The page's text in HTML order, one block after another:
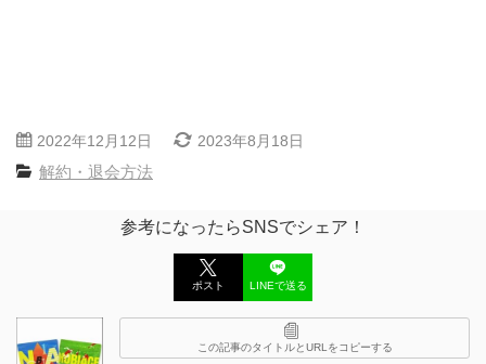
2022年12月12日 2023年8月18日
解約・退会方法
参考になったらSNSでシェア！
ポスト LINEで送る
この記事のタイトルとURLをコピーする